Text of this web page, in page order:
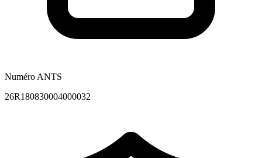
Numéro ANTS
26R180830004000032